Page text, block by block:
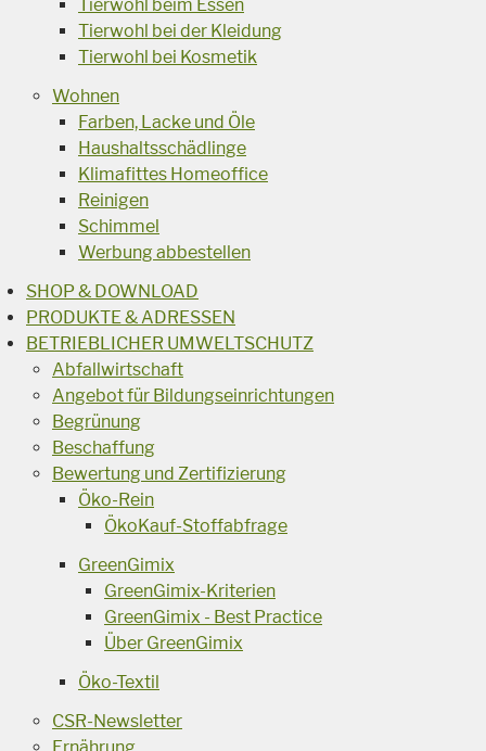
Tierwohl beim Essen
Tierwohl bei der Kleidung
Tierwohl bei Kosmetik
Wohnen
Farben, Lacke und Öle
Haushaltsschädlinge
Klimafittes Homeoffice
Reinigen
Schimmel
Werbung abbestellen
SHOP & DOWNLOAD
PRODUKTE & ADRESSEN
BETRIEBLICHER UMWELTSCHUTZ
Abfallwirtschaft
Angebot für Bildungseinrichtungen
Begrünung
Beschaffung
Bewertung und Zertifizierung
Öko-Rein
ÖkoKauf-Stoffabfrage
GreenGimix
GreenGimix-Kriterien
GreenGimix - Best Practice
Über GreenGimix
Öko-Textil
CSR-Newsletter
Ernährung